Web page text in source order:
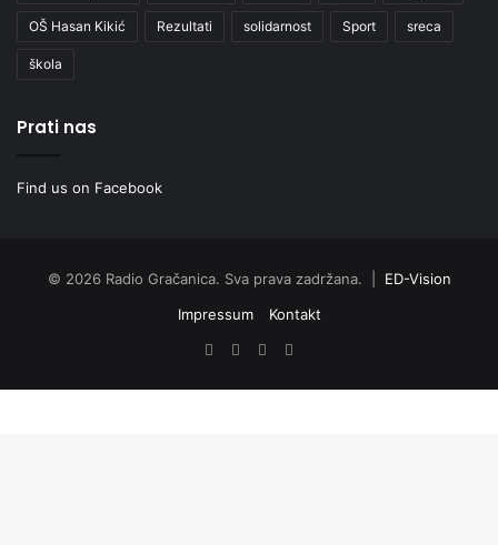
OŠ Hasan Kikić Rezultati solidarnost Sport sreca
škola
Prati nas
Find us on Facebook
© 2026 Radio Gračanica. Sva prava zadržana. | ED-Vision
Impressum
Kontakt